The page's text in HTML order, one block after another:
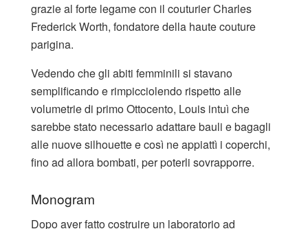
grazie al forte legame con il couturier Charles
Frederick Worth, fondatore della haute couture
parigina.
Vedendo che gli abiti femminili si stavano
semplificando e rimpicciolendo rispetto alle
volumetrie di primo Ottocento, Louis intuì che
sarebbe stato necessario adattare bauli e bagagli
alle nuove silhouette e così ne appiattì i coperchi,
fino ad allora bombati, per poterli sovrapporre.
Monogram
Dopo aver fatto costruire un laboratorio ad